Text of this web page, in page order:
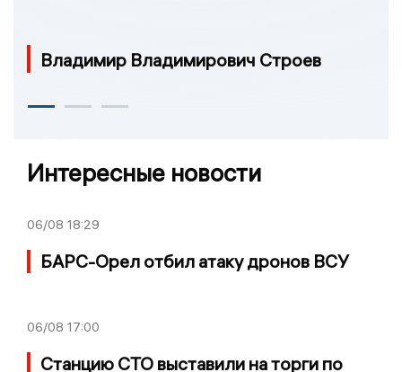
Владимир Владимирович Строев
Интересные новости
06/08 18:29
БАРС-Орел отбил атаку дронов ВСУ
06/08 17:00
Станцию СТО выставили на торги по